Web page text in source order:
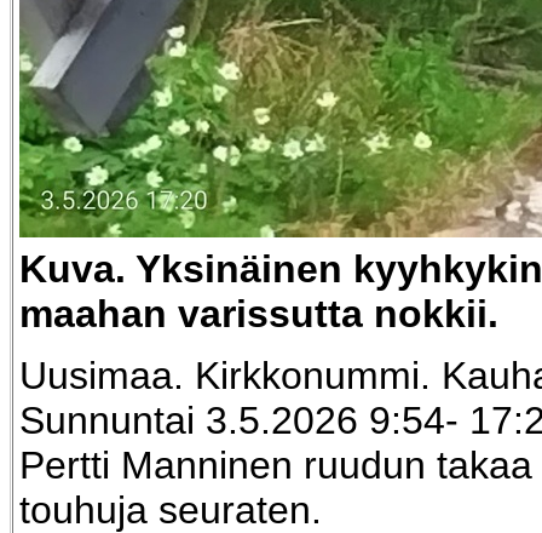
Kuva. Yksinäinen
maahan varissutta nokkii.
Uusimaa. Kirkkonummi.
Sunnuntai 3.5.2026 9:54-
Pertti Manninen ruudun
touhuja seuraten.